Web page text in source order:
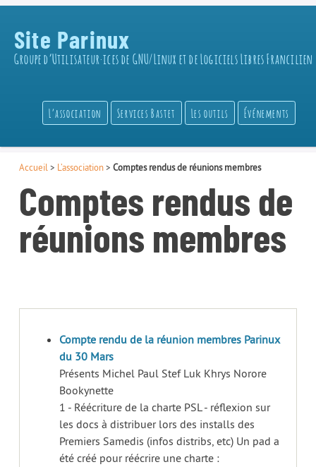
Site Parinux
Groupe d’Utilisateur·ices de GNU/Linux et de Logiciels Libres Francilien
L’association Services Bastet Les outils Événements
Accueil > L’association> Comptes rendus de réunions membres
Comptes rendus de
réunions membres
Compte rendu de la réunion membres Parinux
du 30 Mars
Présents Michel Paul Stef Luk Khrys Norore
Bookynette
1 - Réécriture de la charte PSL - réflexion sur
les docs à distribuer lors des installs des
Premiers Samedis (infos distribs, etc) Un pad a
été créé pour réécrire une charte :